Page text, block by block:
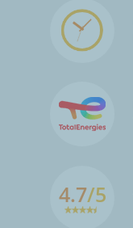
4.7/5